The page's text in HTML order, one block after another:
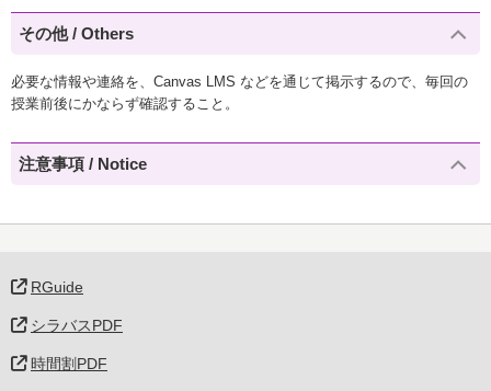
その他 / Others
必要な情報や連絡を、Canvas LMS などを通じて掲示するので、毎回の
授業前後にかならず確認すること。
注意事項 / Notice
RGuide
シラバスPDF
時間割PDF